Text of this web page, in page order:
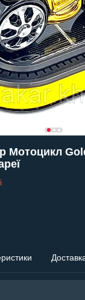
Мотоцикл